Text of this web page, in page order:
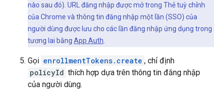
nào sau đó). URL đăng nhập được mở trong Thẻ tuỳ chỉnh
của Chrome và thông tin đăng nhập một lần (SSO) của
người dùng được lưu cho các lần đăng nhập ứng dụng trong
tương lai bằng App Auth
Gọi enrollmentTokens.create , chỉ định
policyId thích hợp dựa trên thông tin đăng nhập
của người dùng.